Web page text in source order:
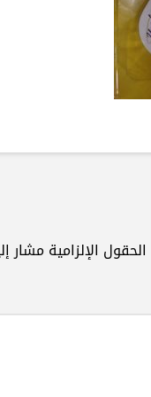
الحقول الإلزامية مشار